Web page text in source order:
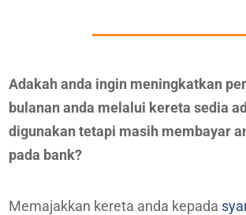
Adakah anda ingin meningkatkan
bulanan anda melalui kereta sedia
digunakan tetapi masih membayar
pada bank?
Memajakkan kereta anda kepada